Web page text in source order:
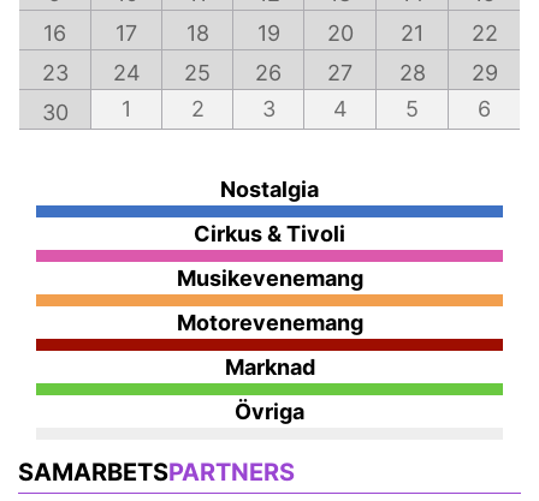
16
17 18 19 20 21
22
23
24 25 26 27 28
29
30
1 2 3 4 5 6
Nostalgia
Cirkus & Tivoli
Musikevenemang
Motorevenemang
Marknad
Övriga
SAMARBETSPARTNERS